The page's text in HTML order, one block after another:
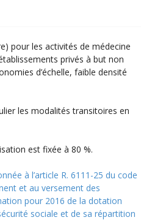
pour les activités de médecine
privés à but non
d’échelle, faible densité
les modalités transitoires en
est fixée à 80 %.
à l’article R. 6111-25 du code
et au versement des
pour 2016 de la dotation
sociale et de sa répartition